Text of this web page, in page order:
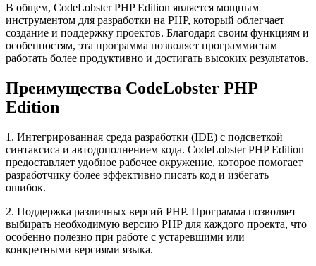
В общем, CodeLobster PHP Edition является мощным
инструментом для разработки на PHP, который облегчает
создание и поддержку проектов. Благодаря своим функциям и
особенностям, эта программа позволяет программистам
работать более продуктивно и достигать высоких результатов.
Преимущества CodeLobster PHP
Edition
1. Интегрированная среда разработки (IDE) с подсветкой
синтаксиса и автодополнением кода. CodeLobster PHP Edition
предоставляет удобное рабочее окружение, которое помогает
разработчику более эффективно писать код и избегать
ошибок.
2. Поддержка различных версий PHP. Программа позволяет
выбирать необходимую версию PHP для каждого проекта, что
особенно полезно при работе с устаревшими или
конкретными версиями языка.